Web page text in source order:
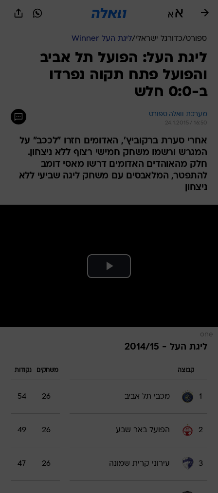
ספורט/כדורגל ישראלי/ליגת העל Winner
ליגת העל: הפועל תל אביב
והפועל פתח תקוה נפרדו
ב-0:0 חלש
מערכת וואלה ספורט
24.1.2015 / 16:50
אחרי סערת ברקוביץ', האדומים חזרו "לככב" על
המגרש ורשמו משחק חמישי רצוף ללא ניצחון.
חלק מהאוהדים האדומים דרשו מאסי דומב
להתפטר, המלאבסים עם משחק ליגה שביעי ללא
ניצחון
one
ליגת העל - 2014/15
קבוצה משחקים נקודות
1 מכבי תל אביב 26
54
2 הפועל באר שבע 26
49
3 עירוני קרית שמונה 26
47